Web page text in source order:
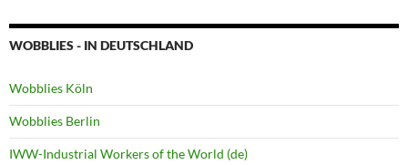
WOBBLIES - IN DEUTSCHLAND
Wobblies Köln
Wobblies Berlin
IWW-Industrial Workers of the World (de)